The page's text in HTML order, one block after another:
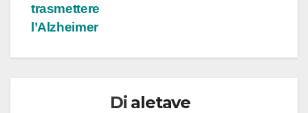
trasmettere
l’Alzheimer
Di aletave